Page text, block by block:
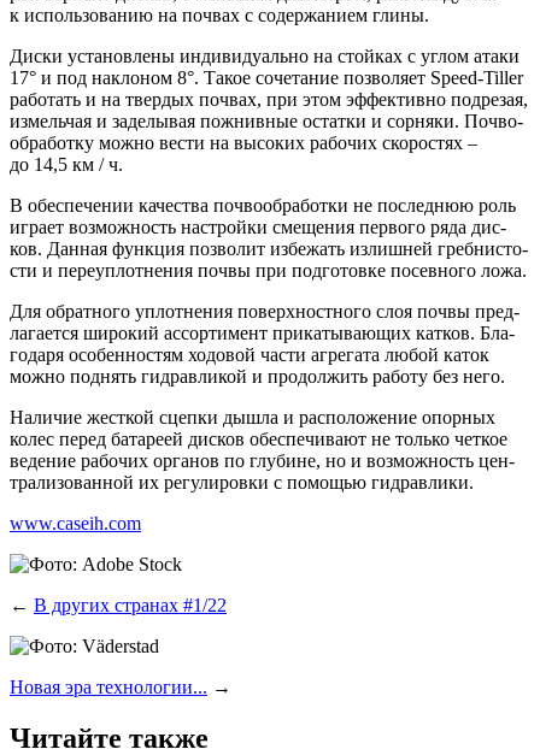
к исполь­зо­ва­нию на поч­вах с содер­жа­ни­ем глины.
Дис­ки уста­нов­ле­ны инди­ви­ду­аль­но на стой­ках с углом ата­ки
17° и под накло­ном 8°. Такое соче­та­ние поз­во­ля­ет Speed-Tiller
рабо­тать и на твер­дых поч­вах, при этом эффек­тив­но под­ре­зая,
измель­чая и заде­лы­вая пожнив­ные остат­ки и сор­ня­ки. Поч­во­
об­ра­бот­ку мож­но вести на высо­ких рабо­чих ско­ро­стях –
до 14,5 км / ч.
В обес­пе­че­нии каче­ства поч­во­об­ра­бот­ки не послед­нюю роль
игра­ет воз­мож­ность настрой­ки сме­ще­ния пер­во­го ряда дис­
ков. Дан­ная функ­ция поз­во­лит избе­жать излиш­ней греб­ни­сто­
сти и пере­уп­лот­не­ния поч­вы при под­го­тов­ке посев­но­го ложа.
Для обрат­но­го уплот­не­ния поверх­ност­но­го слоя поч­вы пред­
ла­га­ет­ся широ­кий ассор­ти­мент при­ка­ты­ва­ю­щих кат­ков. Бла­
го­да­ря осо­бен­но­стям ходо­вой части агре­га­та любой каток
мож­но под­нять гид­рав­ли­кой и про­дол­жить рабо­ту без него.
Нали­чие жест­кой сцеп­ки дыш­ла и рас­по­ло­же­ние опор­ных
колес перед бата­ре­ей дис­ков обес­пе­чи­ва­ют не толь­ко чет­кое
веде­ние рабо­чих орга­нов по глу­бине, но и воз­мож­ность цен­
тра­ли­зо­ван­ной их регу­ли­ров­ки с помо­щью гидравлики.
www.caseih.com
← В других странах #1/22
Новая эра технологии... →
Читайте также